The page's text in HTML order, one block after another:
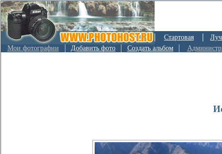
Стартовая
Мои фотографии
Добавить фото Создать альбом